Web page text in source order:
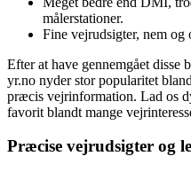
målerstationer.
Fine vejrudsigter, nem og
Efter at have gennemgået disse
yr.no nyder stor popularitet
præcis vejrinformation. Lad os
favorit blandt mange
Præcise vejrudsigter og